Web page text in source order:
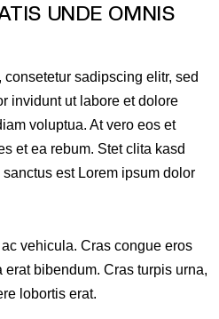
UNDE OMNIS
sadipscing elitr, sed
invidunt ut labore et dolore
voluptua. At vero eos et
et ea rebum. Stet clita kasd
est Lorem ipsum dolor
vehicula. Cras congue eros
bibendum. Cras turpis urna,
lobortis erat.